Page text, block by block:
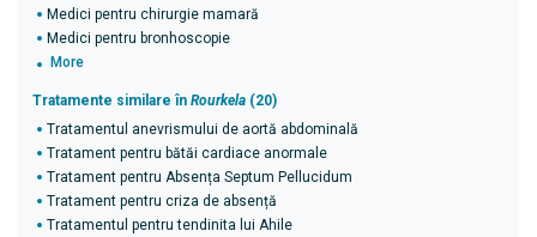
Medici pentru chirurgie mamară
Medici pentru bronhoscopie
More
Tratamente similare în Rourkela (20)
Tratamentul anevrismului de aortă abdominală
Tratament pentru bătăi cardiace anormale
Tratament pentru Absența Septum Pellucidum
Tratament pentru criza de absență
Tratamentul pentru tendinita lui Ahile